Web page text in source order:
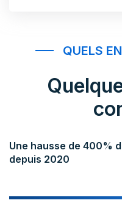
QUELS
Une hausse de 400%
depuis 2020